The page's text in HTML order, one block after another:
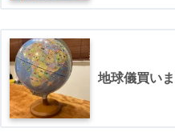
地球儀買い